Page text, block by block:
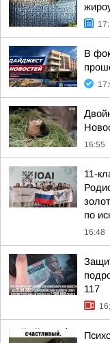
В
16:55
11-
по
16:48
117